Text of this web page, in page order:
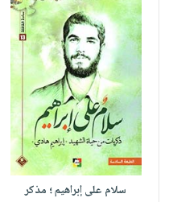
سلام على إبراهيم ؛ مذكر